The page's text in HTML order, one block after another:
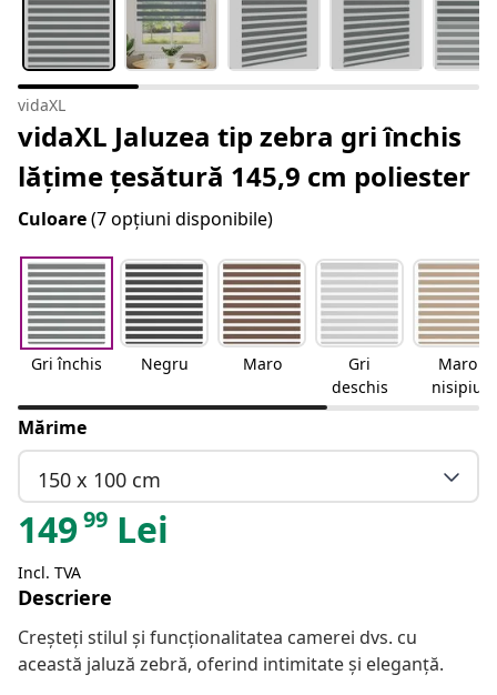
vidaXL
vidaXL Jaluzea tip zebra gri închis
lățime țesătură 145,9 cm poliester
Culoare(7 opțiuni disponibile)
Gri închis Negru Maro
Gri
deschis
Maro
nisipiu
Mărime
150 x 100 cm
14999 Lei
Incl. TVA
Descriere
Creșteți stilul și funcționalitatea camerei dvs. cu
această jaluză zebră, oferind intimitate și eleganță.